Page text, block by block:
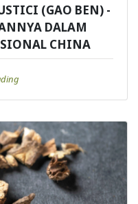
(GAO BEN) -
DALAM
CHINA